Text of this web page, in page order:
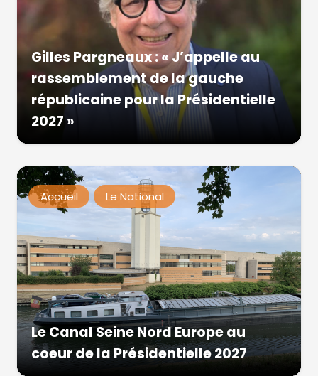
Gilles Pargneaux : « J’appelle au
rassemblement de la gauche
républicaine pour la Présidentielle
2027 »
Accueil Le National
Le Canal Seine Nord Europe au
coeur de la Présidentielle 2027